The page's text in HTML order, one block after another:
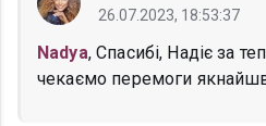
26.07.2023, 18:53:37
Nadya, Спасибі, Надіє за
чекаємо перемоги